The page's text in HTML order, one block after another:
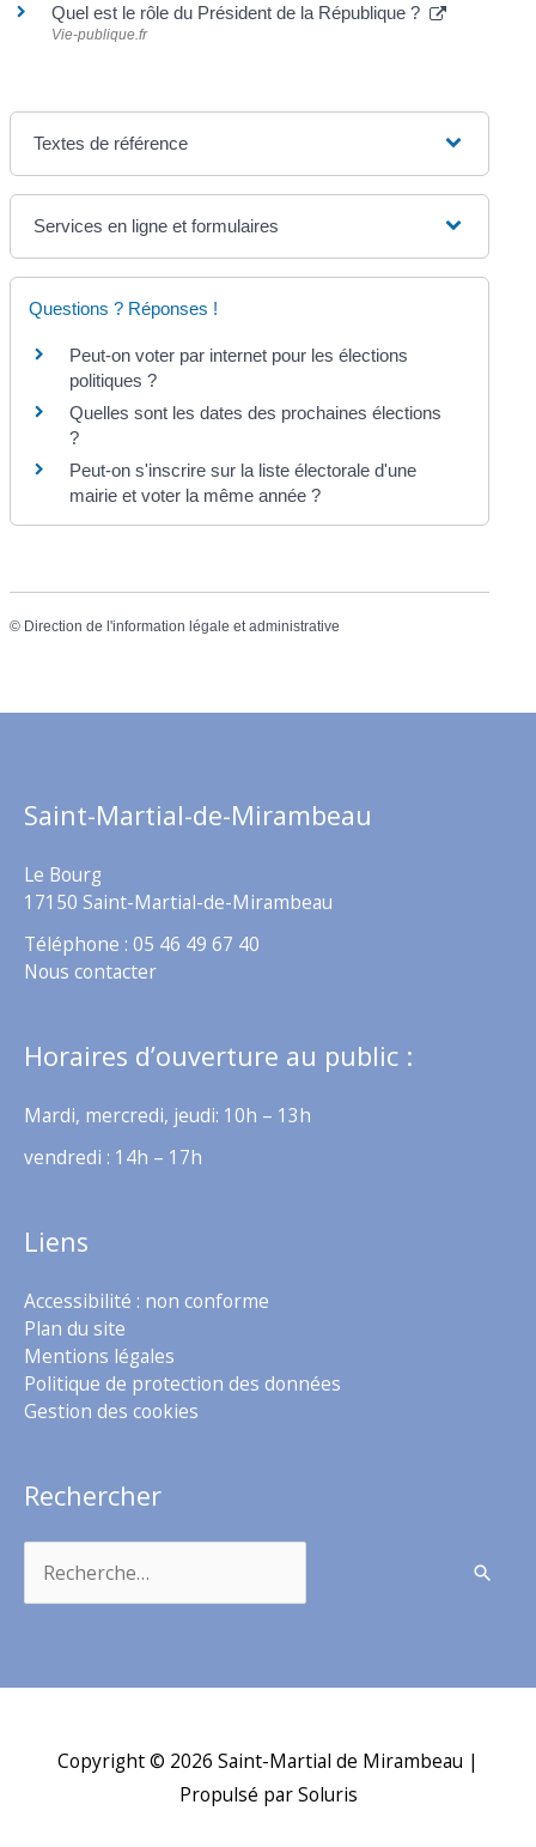
Quel est le rôle du Président de la République ?
Vie-publique.fr
Textes de référence
Services en ligne et formulaires
Questions ? Réponses !
Peut-on voter par internet pour les élections
politiques ?
Quelles sont les dates des prochaines élections
?
Peut-on s'inscrire sur la liste électorale d'une
mairie et voter la même année ?
© Direction de l'information légale et administrative
Saint-Martial-de-Mirambeau
Le Bourg
17150 Saint-Martial-de-Mirambeau
Téléphone : 05 46 49 67 40
Nous contacter
Horaires d’ouverture au public :
Mardi, mercredi, jeudi: 10h – 13h
vendredi : 14h – 17h
Liens
Accessibilité : non conforme
Plan du site
Mentions légales
Politique de protection des données
Gestion des cookies
Rechercher
Copyright © 2026 Saint-Martial de Mirambeau |
Propulsé par Soluris